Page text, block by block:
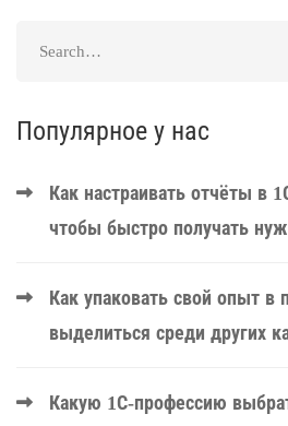
Популярное у нас
Как настраивать отчёты в
чтобы быстро получать
Как упаковать свой опыт в
выделиться среди других
Какую 1С-профессию